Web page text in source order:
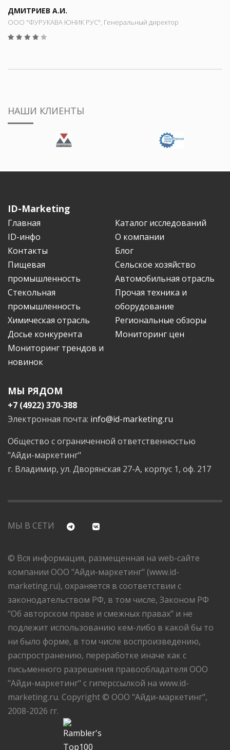
ДМИТРИЕВ А.И.
ООО "ФУРУКАВА ЮНИК РУС", Генеральный директор
НАШИ КЛИЕНТЫ
ID-Marketing
Главная
Каталог исследований
ID-инфо
О компании
Контакты
Блог
Пищевая
промышленность
Сельское хозяйство
Автомобильная отрасль
Стекольная
промышленность
Прочая техника и
оборудование
Химическая отрасль
Региональные обзоры
Досье конкурента
Мониторинг цен
Мониторинг трендов и
новинок
МЫ РЯДОМ
+7 (4922) 370-388
Электронная почта: info@id-marketing.ru
Общество с ограниченной ответственностью
"Айди-маркетинг"
г. Владимир, ул. Дворянская 27-А, корпус 1, оф. 217
МЫ В СЕТИ
© Вся информация, размещенная на web-сайте
компании ООО "Айди-маркетинг" (www.id-
marketing.ru), охраняется в соответствии с
законодательством РФ, в том числе, Законом РФ
"Об авторском праве и смежных правах" и не
подлежит использованию кем-либо в какой бы то
ни было форме, в том числе воспроизведению,
распространению, переработке иначе как с
письменного разрешения правообладателя ООО
"Айди-маркетинг" с гиперссылкой на www.id-
marketing.ru. Copyright © ООО "Айди-маркетинг",
2008-2026 гг.